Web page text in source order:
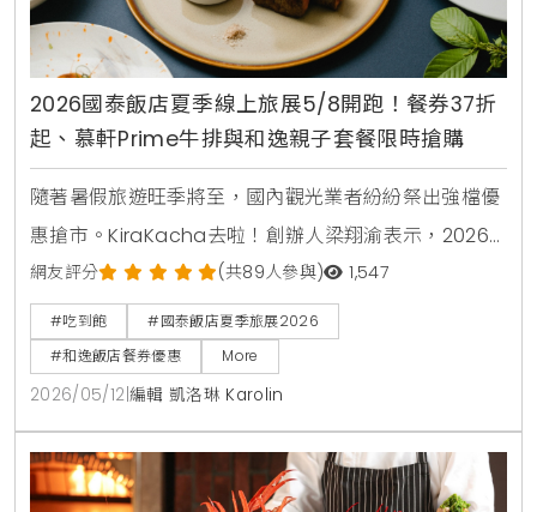
2026國泰飯店夏季線上旅展5/8開跑！餐券37折
起、慕軒Prime牛排與和逸親子套餐限時搶購
隨著暑假旅遊旺季將至，國內觀光業者紛紛祭出強檔優
惠搶市。KiraKacha去啦！創辦人梁翔渝表示，2026
年的消費趨勢更傾向於一站式的體驗與高彈性的餐飲組
合。本次國泰飯店夏季線上旅展不僅在價格上展現誠
意，更透過跨館通用券與知名卡通IP聯名，精準鎖定親
子客群與小資上班族的日常消費痛點 。
網友評分 (共89人參與) 1,547
#吃到飽
#國泰飯店夏季旅展2026
#和逸飯店餐券優惠
More
2026/05/12 編輯 凱洛琳 Karolin